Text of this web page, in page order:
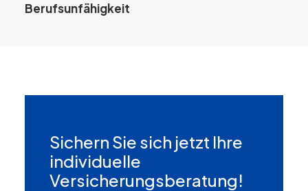
Berufsunfähigkeit
Sichern Sie sich jetzt Ihre
individuelle
Versicherungsberatung!